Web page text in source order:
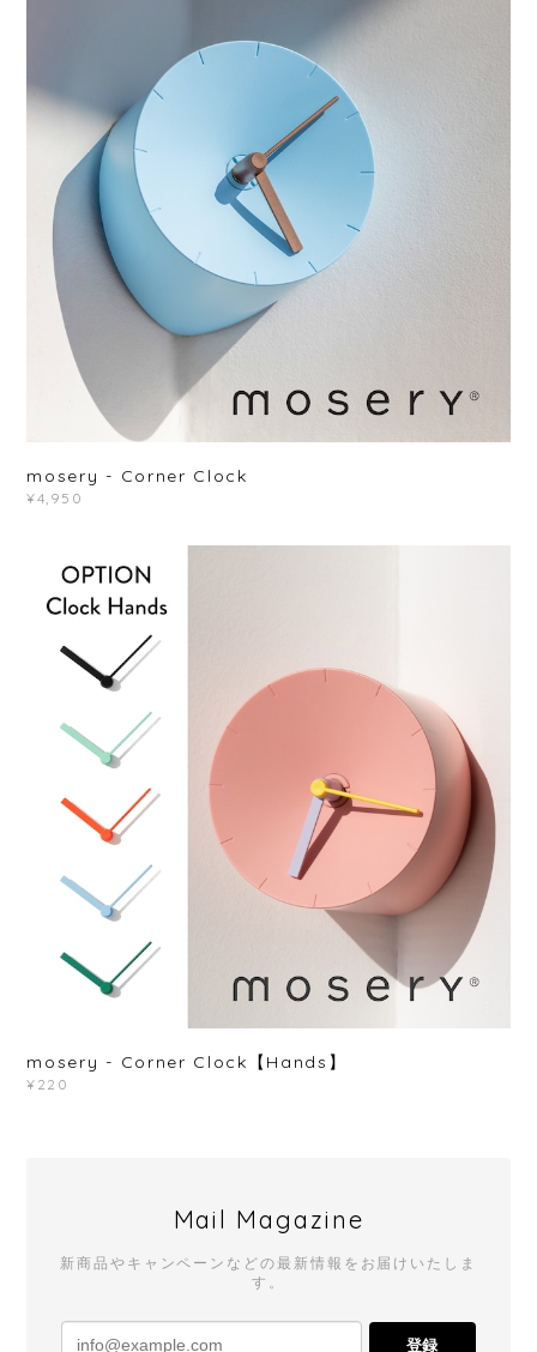
mosery - Corner Clock
¥4,950
mosery - Corner Clock【Hands】
¥220
Mail Magazine
新商品やキャンペーンなどの最新情報をお届けいたしま
す。
登録